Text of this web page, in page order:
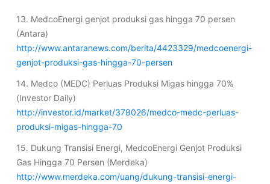
13. MedcoEnergi genjot produksi gas hingga 70 persen
(Antara)
http://www.antaranews.com/berita/4423329/medcoenergi-
genjot-produksi-gas-hingga-70-persen
14. Medco (MEDC) Perluas Produksi Migas hingga 70%
(Investor Daily)
http://investor.id/market/378026/medco-medc-perluas-
produksi-migas-hingga-70
15. Dukung Transisi Energi, MedcoEnergi Genjot Produksi
Gas Hingga 70 Persen (Merdeka)
http://www.merdeka.com/uang/dukung-transisi-energi-